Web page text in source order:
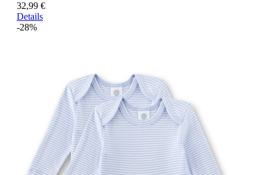
32,99 €
Details
-28%